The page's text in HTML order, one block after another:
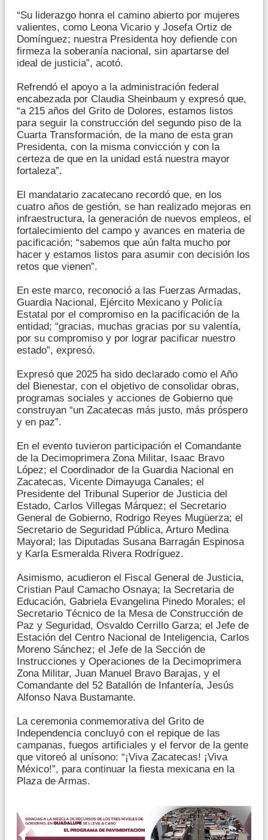
“Su liderazgo honra el camino abierto por mujeres
valientes, como Leona Vicario y Josefa Ortiz de
Domínguez; nuestra Presidenta hoy defiende con
firmeza la soberanía nacional, sin apartarse del
ideal de justicia”, acotó.
Refrendó el apoyo a la administración federal
encabezada por Claudia Sheinbaum y expresó que,
“a 215 años del Grito de Dolores, estamos listos
para seguir la construcción del segundo piso de la
Cuarta Transformación, de la mano de esta gran
Presidenta, con la misma convicción y con la
certeza de que en la unidad está nuestra mayor
fortaleza”.
El mandatario zacatecano recordó que, en los
cuatro años de gestión, se han realizado mejoras en
infraestructura, la generación de nuevos empleos, el
fortalecimiento del campo y avances en materia de
pacificación; “sabemos que aún falta mucho por
hacer y estamos listos para asumir con decisión los
retos que vienen”.
En este marco, reconoció a las Fuerzas Armadas,
Guardia Nacional, Ejército Mexicano y Policía
Estatal por el compromiso en la pacificación de la
entidad; “gracias, muchas gracias por su valentía,
por su compromiso y por lograr pacificar nuestro
estado”, expresó.
Expresó que 2025 ha sido declarado como el Año
del Bienestar, con el objetivo de consolidar obras,
programas sociales y acciones de Gobierno que
construyan “un Zacatecas más justo, más próspero
y en paz”.
En el evento tuvieron participación el Comandante
de la Decimoprimera Zona Militar, Isaac Bravo
López; el Coordinador de la Guardia Nacional en
Zacatecas, Vicente Dimayuga Canales; el
Presidente del Tribunal Superior de Justicia del
Estado, Carlos Villegas Márquez; el Secretario
General de Gobierno, Rodrigo Reyes Mugüerza; el
Secretario de Seguridad Pública, Arturo Medina
Mayoral; las Diputadas Susana Barragán Espinosa
y Karla Esmeralda Rivera Rodríguez.
Asimismo, acudieron el Fiscal General de Justicia,
Cristian Paul Camacho Osnaya; la Secretaria de
Educación, Gabriela Evangelina Pinedo Morales; el
Secretario Técnico de la Mesa de Construcción de
Paz y Seguridad, Osvaldo Cerrillo Garza; el Jefe de
Estación del Centro Nacional de Inteligencia, Carlos
Moreno Sánchez; el Jefe de la Sección de
Instrucciones y Operaciones de la Decimoprimera
Zona Militar, Juan Manuel Bravo Barajas, y el
Comandante del 52 Batallón de Infantería, Jesús
Alfonso Nava Bustamante.
La ceremonia conmemorativa del Grito de
Independencia concluyó con el repique de las
campanas, fuegos artificiales y el fervor de la gente
que vitoreó al unísono: “¡Viva Zacatecas! ¡Viva
México!”, para continuar la fiesta mexicana en la
Plaza de Armas.